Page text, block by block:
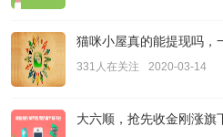
猫咪小屋真的能提现吗，
331人在关注 2020-03-14
大六顺，抢先收金刚涨旗